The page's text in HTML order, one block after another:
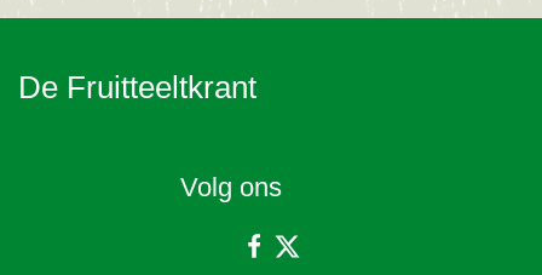
De Fruitteeltkrant
Volg ons